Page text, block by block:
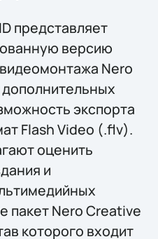
представляет
версию
Nero
экспорта
Flash Video (.flv).
оценить
и
пакет Nero Creative
которого входит